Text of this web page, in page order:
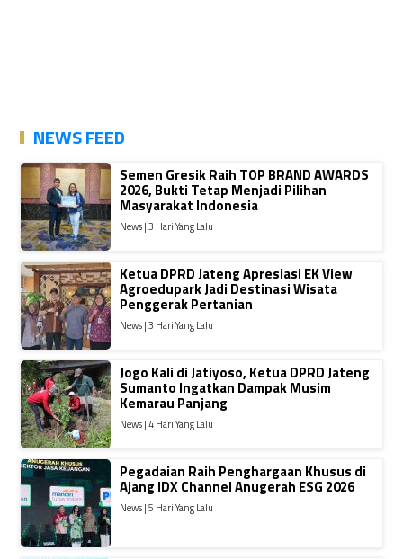
NEWS FEED
Semen Gresik Raih TOP BRAND AWARDS
2026, Bukti Tetap Menjadi Pilihan
Masyarakat Indonesia
News | 3 Hari Yang Lalu
Ketua DPRD Jateng Apresiasi EK View
Agroedupark Jadi Destinasi Wisata
Penggerak Pertanian
News | 3 Hari Yang Lalu
Jogo Kali di Jatiyoso, Ketua DPRD Jateng
Sumanto Ingatkan Dampak Musim
Kemarau Panjang
News | 4 Hari Yang Lalu
Pegadaian Raih Penghargaan Khusus di
Ajang IDX Channel Anugerah ESG 2026
News | 5 Hari Yang Lalu